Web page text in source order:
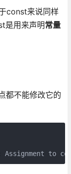
const来说同样
是用来声明常量
都不能修改它的
Assignment to